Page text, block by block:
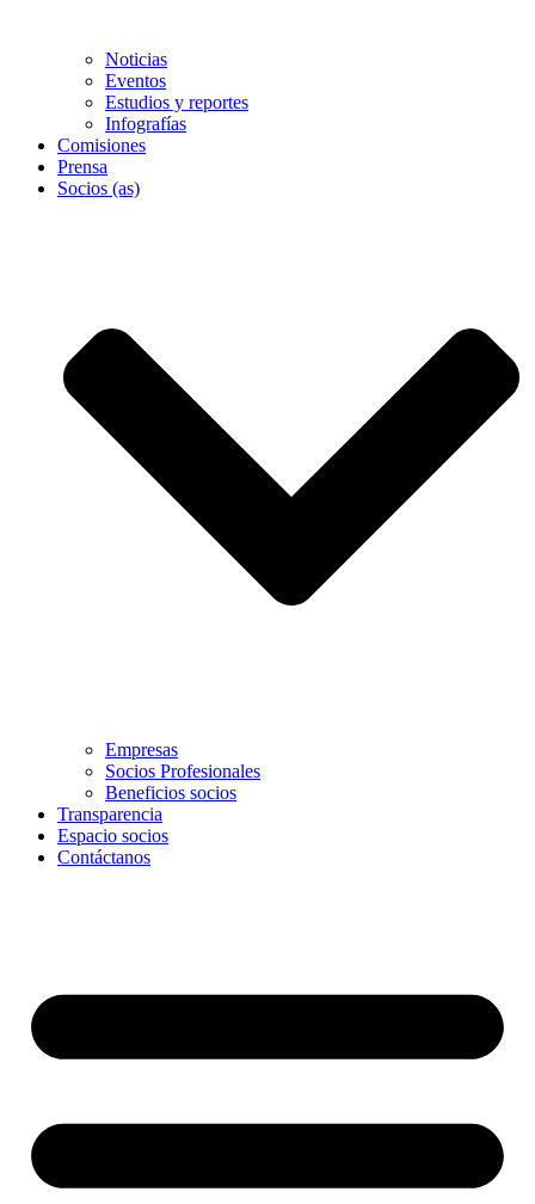
Noticias
Eventos
Estudios y reportes
Infografías
Comisiones
Prensa
Socios (as)
Empresas
Socios Profesionales
Beneficios socios
Transparencia
Espacio socios
Contáctanos